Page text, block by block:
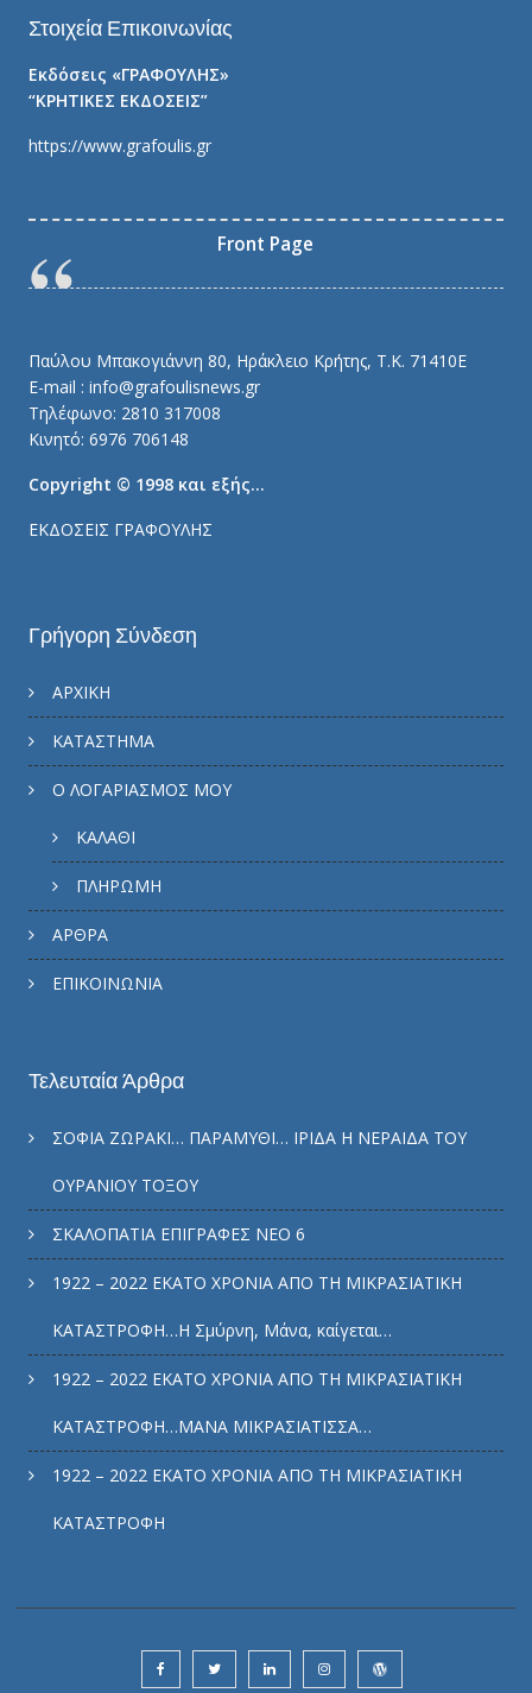
Στοιχεία Επικοινωνίας
Εκδόσεις «ΓΡΑΦΟΥΛΗΣ»
“ΚΡΗΤΙΚΕΣ ΕΚΔΟΣΕΙΣ”
https://www.grafoulis.gr
Front Page
Παύλου Μπακογιάννη 80, Ηράκλειο Κρήτης, Τ.Κ. 71410E
E-mail : info@grafoulisnews.gr
Τηλέφωνο: 2810 317008
Κινητό: 6976 706148
Copyright © 1998 και εξής…
ΕΚΔΟΣΕΙΣ ΓΡΑΦΟΥΛΗΣ
Γρήγορη Σύνδεση
ΑΡΧΙΚΗ
ΚΑΤΑΣΤΗΜΑ
Ο ΛΟΓΑΡΙΑΣΜΟΣ ΜΟΥ
ΚΑΛΑΘΙ
ΠΛΗΡΩΜΗ
ΑΡΘΡΑ
ΕΠΙΚΟΙΝΩΝΙΑ
Τελευταία Άρθρα
ΣΟΦΙΑ ΖΩΡΑΚΙ… ΠΑΡΑΜΥΘΙ… ΙΡΙΔΑ Η ΝΕΡΑΙΔΑ ΤΟΥ
ΟΥΡΑΝΙΟΥ ΤΟΞΟΥ
ΣΚΑΛΟΠΑΤΙΑ ΕΠΙΓΡΑΦΕΣ ΝΕΟ 6
1922 – 2022 ΕΚΑΤΟ ΧΡΟΝΙΑ ΑΠΟ ΤΗ ΜΙΚΡΑΣΙΑΤΙΚΗ
ΚΑΤΑΣΤΡΟΦΗ…Η Σμύρνη, Μάνα, καίγεται…
1922 – 2022 ΕΚΑΤΟ ΧΡΟΝΙΑ ΑΠΟ ΤΗ ΜΙΚΡΑΣΙΑΤΙΚΗ
ΚΑΤΑΣΤΡΟΦΗ…ΜΑΝΑ ΜΙΚΡΑΣΙΑΤΙΣΣΑ…
1922 – 2022 ΕΚΑΤΟ ΧΡΟΝΙΑ ΑΠΟ ΤΗ ΜΙΚΡΑΣΙΑΤΙΚΗ
ΚΑΤΑΣΤΡΟΦΗ